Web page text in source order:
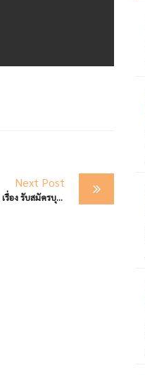
Next Post
ประกาศสำนักงานเขตพื้นที่การศึกษามัธยมศึกษาตาก เรื่อง รับสมัครบุคคลเพื่อเลือกสรรเป็นพนักงานราชการทั่วไป สังกัดสำนักงานเขตพื้นที่การศึกษามัธยมศึกษาตาก